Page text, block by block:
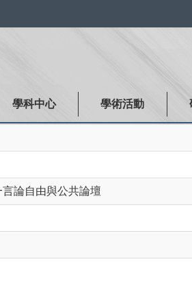
學科中心 學術活動
論自由與公共論壇